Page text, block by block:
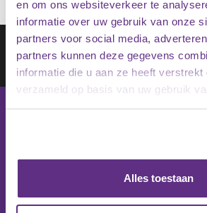
en om ons websiteverkeer te
informatie over uw gebruik van onze
partners voor social media,
partners kunnen deze gegevens
informatie die u aan ze heeft verstrekt
verzameld op basis van uw gebruik
Alles toestaan
Schrijf je in op onze